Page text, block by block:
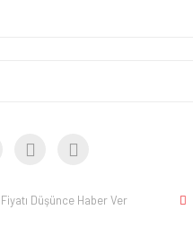
Fiyatı Düşünce Haber Ver